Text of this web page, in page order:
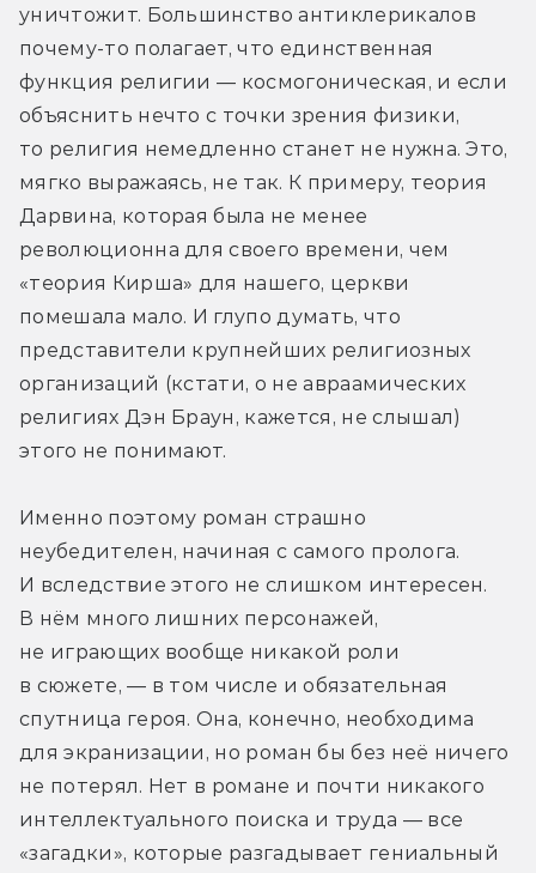
уничтожит. Большинство антиклерикалов
почему-то полагает, что единственная
функция религии — космогоническая, и если
объяснить нечто с точки зрения физики,
то религия немедленно станет не нужна. Это,
мягко выражаясь, не так. К примеру, теория
Дарвина, которая была не менее
революционна для своего времени, чем
«теория Кирша» для нашего, церкви
помешала мало. И глупо думать, что
представители крупнейших религиозных
организаций (кстати, о не авраамических
религиях Дэн Браун, кажется, не слышал)
этого не понимают.
Именно поэтому роман страшно
неубедителен, начиная с самого пролога.
И вследствие этого не слишком интересен.
В нём много лишних персонажей,
не играющих вообще никакой роли
в сюжете, — в том числе и обязательная
спутница героя. Она, конечно, необходима
для экранизации, но роман бы без неё ничего
не потерял. Нет в романе и почти никакого
интеллектуального поиска и труда — все
«загадки», которые разгадывает гениальный